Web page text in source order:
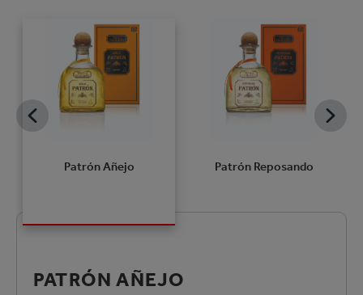
Patrón Añejo Patrón Reposando
PATRÓN AÑEJO